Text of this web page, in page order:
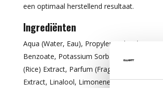
een optimaal herstellend resultaat.
Ingrediënten
Aqua (Water, Eau), Propylene Glycol, PEG-
Benzoate, Potassium Sorbate,
(Rice) Extract, Parfum (Fragrance), Acer
Extract, Linalool, Limonene.*